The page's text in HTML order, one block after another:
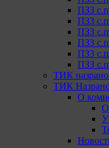
ПЗЗ
ПЗЗ
ПЗЗ
ПЗЗ
ПЗЗ
ПЗЗ
ТИК
ТИК
О
О